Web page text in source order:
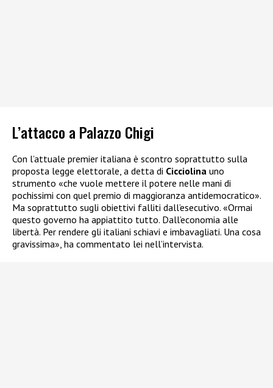
L’attacco a Palazzo Chigi
Con l’attuale premier italiana è scontro soprattutto sulla
proposta legge elettorale, a detta di Cicciolina uno
strumento «che vuole mettere il potere nelle mani di
pochissimi con quel premio di maggioranza antidemocratico».
Ma soprattutto sugli obiettivi falliti dall’esecutivo. «Ormai
questo governo ha appiattito tutto. Dall’economia alle
libertà. Per rendere gli italiani schiavi e imbavagliati. Una cosa
gravissima», ha commentato lei nell’intervista.